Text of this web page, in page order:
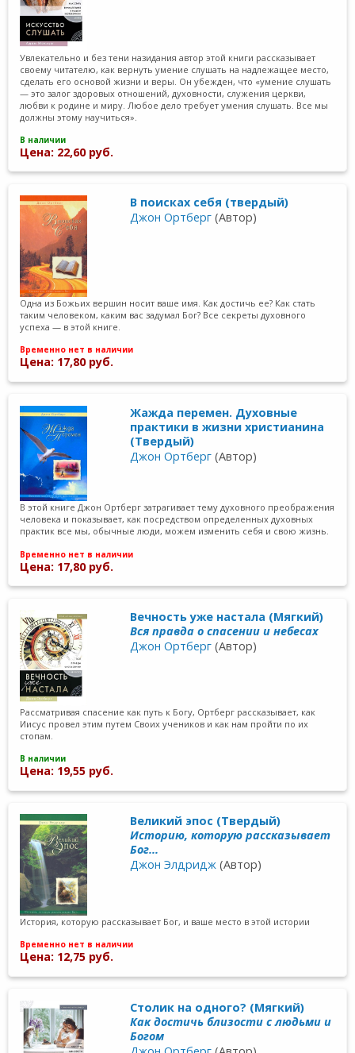
Увлекательно и без тени назидания автор этой книги рассказывает
своему читателю, как вернуть умение слушать на надлежащее место,
сделать его основой жизни и веры. Он убежден, что «умение слушать
— это залог здоровых отношений, духовности, служения церкви,
любви к родине и миру. Любое дело требует умения слушать. Все мы
должны этому научиться».
В наличии
Цена: 22,60 руб.
В поисках себя (твердый)
Джон Ортберг (Автор)
Одна из Божьих вершин носит ваше имя. Как достичь ее? Как стать
таким человеком, каким вас задумал Бог? Все секреты духовного
успеха — в этой книге.
Временно нет в наличии
Цена: 17,80 руб.
Жажда перемен. Духовные
практики в жизни христианина
(Твердый)
Джон Ортберг (Автор)
В этой книге Джон Ортберг затрагивает тему духовного преображения
человека и показывает, как посредством определенных духовных
практик все мы, обычные люди, можем изменить себя и свою жизнь.
Временно нет в наличии
Цена: 17,80 руб.
Вечность уже настала (Мягкий)
Вся правда о спасении и небесах
Джон Ортберг (Автор)
Рассматривая спасение как путь к Богу, Ортберг рассказывает, как
Иисус провел этим путем Своих учеников и как нам пройти по их
стопам.
В наличии
Цена: 19,55 руб.
Великий эпос (Твердый)
Историю, которую рассказывает
Бог...
Джон Элдридж (Автор)
История, которую рассказывает Бог, и ваше место в этой истории
Временно нет в наличии
Цена: 12,75 руб.
Столик на одного? (Мягкий)
Как достичь близости с людьми и
Богом